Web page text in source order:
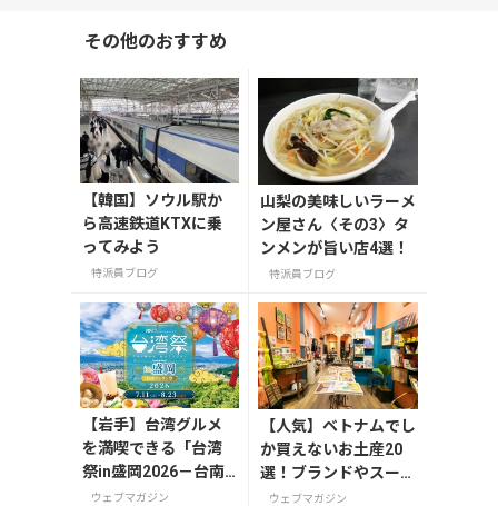
その他のおすすめ
【韓国】ソウル駅か
ら高速鉄道KTXに乗
ってみよう
特派員ブログ
山梨の美味しいラーメ
ン屋さん〈その3〉タ
ンメンが旨い店4選！
特派員ブログ
【岩手】台湾グルメ
を満喫できる「台湾
祭in盛岡2026－台南
ランタン祭－」が7月
ウェブマガジン
【人気】ベトナムでし
か買えないお土産20
選！ブランドやスーパ
ーのお菓子や雑貨まで
ウェブマガジン